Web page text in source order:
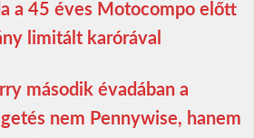
a 45 éves Motocompo előtt
limitált karórával
második évadában a
nem Pennywise, hanem